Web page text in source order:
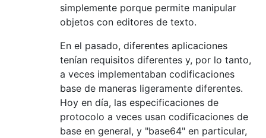
simplemente porque permite manipular
objetos con editores de texto.
En el pasado, diferentes aplicaciones
tenían requisitos diferentes y, por lo tanto,
a veces implementaban codificaciones
base de maneras ligeramente diferentes.
Hoy en día, las especificaciones de
protocolo a veces usan codificaciones de
base en general, y "base64" en particular,